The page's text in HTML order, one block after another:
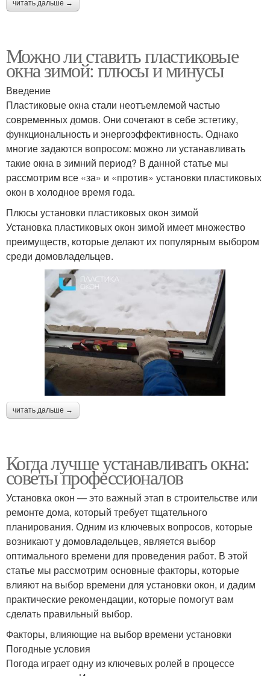
читать дальше →
Можно ли ставить пластиковые
окна зимой: плюсы и минусы
Введение
Пластиковые окна стали неотъемлемой частью
современных домов. Они сочетают в себе эстетику,
функциональность и энергоэффективность. Однако
многие задаются вопросом: можно ли устанавливать
такие окна в зимний период? В данной статье мы
рассмотрим все «за» и «против» установки пластиковых
окон в холодное время года.
Плюсы установки пластиковых окон зимой
Установка пластиковых окон зимой имеет множество
преимуществ, которые делают их популярным выбором
среди домовладельцев.
читать дальше →
Когда лучше устанавливать окна:
советы профессионалов
Установка окон — это важный этап в строительстве или
ремонте дома, который требует тщательного
планирования. Одним из ключевых вопросов, которые
возникают у домовладельцев, является выбор
оптимального времени для проведения работ. В этой
статье мы рассмотрим основные факторы, которые
влияют на выбор времени для установки окон, и дадим
практические рекомендации, которые помогут вам
сделать правильный выбор.
Факторы, влияющие на выбор времени установки
Погодные условия
Погода играет одну из ключевых ролей в процессе